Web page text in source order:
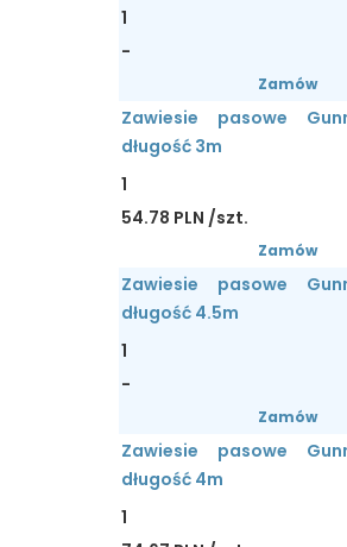
1
-
Zamów
Zawiesie pasowe
długość 3m
1
54.78 PLN /szt.
Zamów
Zawiesie pasowe
długość 4.5m
1
-
Zamów
Zawiesie pasowe
długość 4m
1